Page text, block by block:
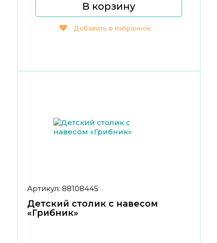
В корзину
Добавить в избранное
Артикул: 88108445
Детский столик с навесом
«Грибник»